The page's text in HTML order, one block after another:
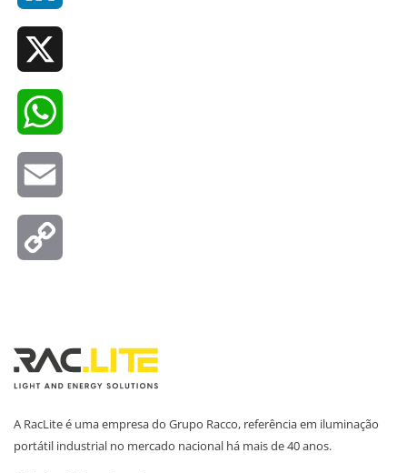
A RacLite é uma empresa do Grupo Racco, referência em iluminação
portátil industrial no mercado nacional há mais de 40 anos.